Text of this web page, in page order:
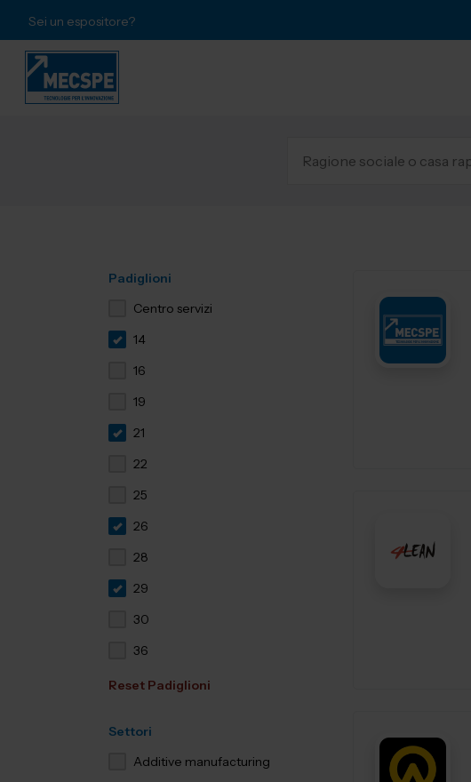
Sei un espositore?
Padiglioni
Centro servizi
14
16
19
21
22
25
26
28
29
30
36
Reset Padiglioni
Settori
Additive manufacturing